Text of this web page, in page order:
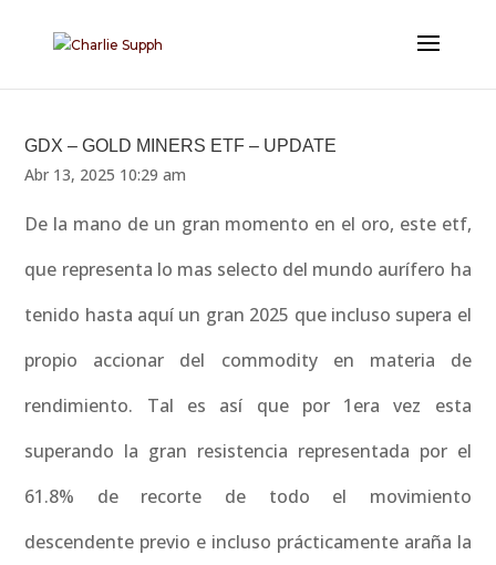
GDX – GOLD MINERS ETF – UPDATE
Abr 13, 2025 10:29 am
De la mano de un gran momento en el oro, este etf,
que representa lo mas selecto del mundo aurífero ha
tenido hasta aquí un gran 2025 que incluso supera el
propio accionar del commodity en materia de
rendimiento. Tal es así que por 1era vez esta
superando la gran resistencia representada por el
61.8% de recorte de todo el movimiento
descendente previo e incluso prácticamente araña la